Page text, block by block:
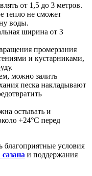
от 1,5 до 3 метров.
тепло не сможет
воды.
ширина от 3
промерзания
и кустарниками,
можно залить
песка накладывают
остывать и
+24°C перед
благоприятные условия
и поддержания